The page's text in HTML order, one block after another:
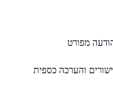
מפורט
והערכה כספית